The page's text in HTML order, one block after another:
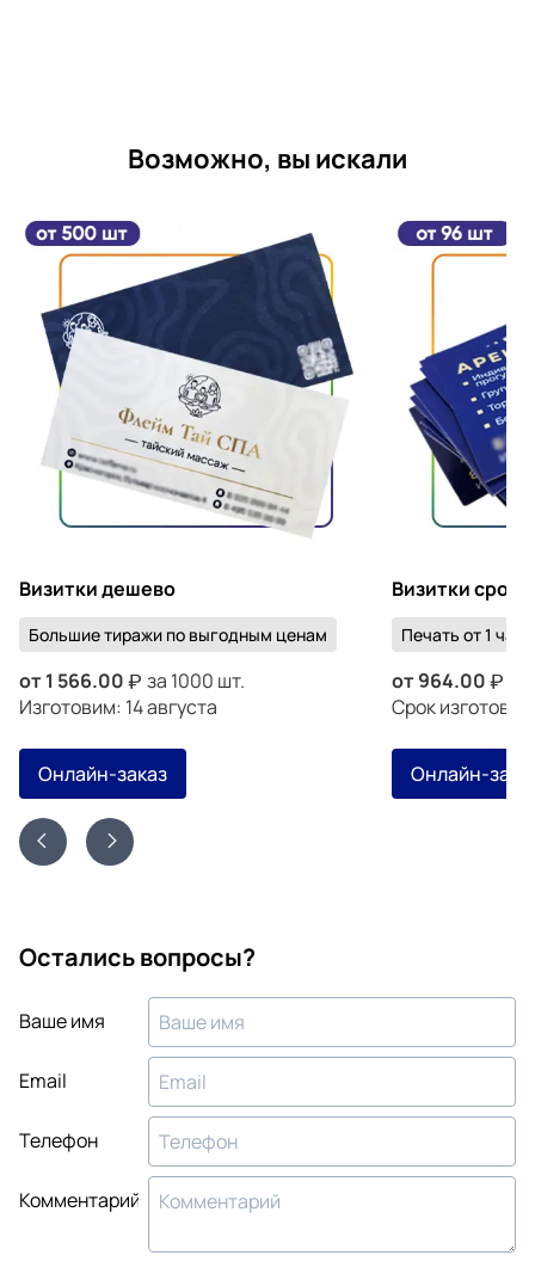
Возможно, вы искали
Визитки дешево
Большие тиражи по выгодным ценам
от 1 566.00
за 1000 шт.
Изготовим: 14 августа
Онлайн-заказ
Визитки
Печать от 1 часа
от964.00
Срок
Онлайн-
Остались вопросы?
Ваше имя
Email
Телефон
Комментарий